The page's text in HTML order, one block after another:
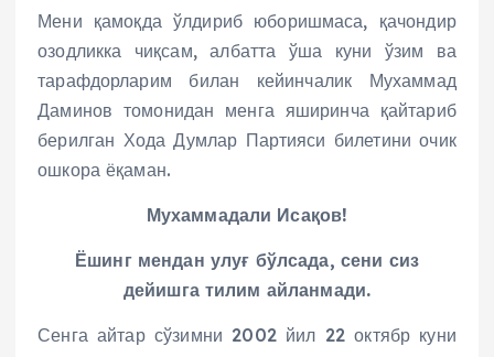
Мени қамоқда ўлдириб юборишмаса, қачондир
озодликка чиқсам, албатта ўша куни ўзим ва
тарафдорларим билан кейинчалик Мухаммад
Даминов томонидан менга яширинча қайтариб
берилган Хода Думлар Партияси билетини очик
ошкора ёқаман.
Мухаммадали Исақов!
Ёшинг мендан улуғ бўлсада, сени сиз
дейишга тилим айланмади.
Сенга айтар сўзимни 2002 йил 22 октябр куни